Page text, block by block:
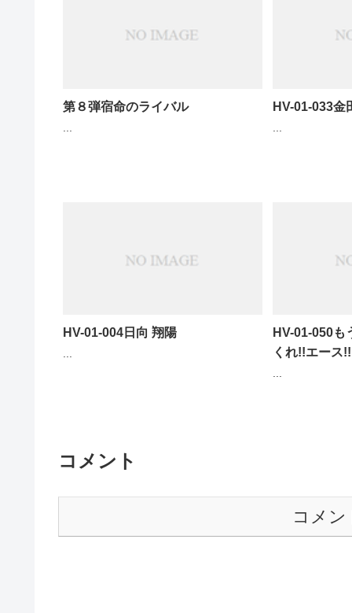
第８弾宿命のライバル
...
HV-01-033金
...
HV-01-004日向 翔陽
HV-01-050
くれ!!エース
コメント
コメン